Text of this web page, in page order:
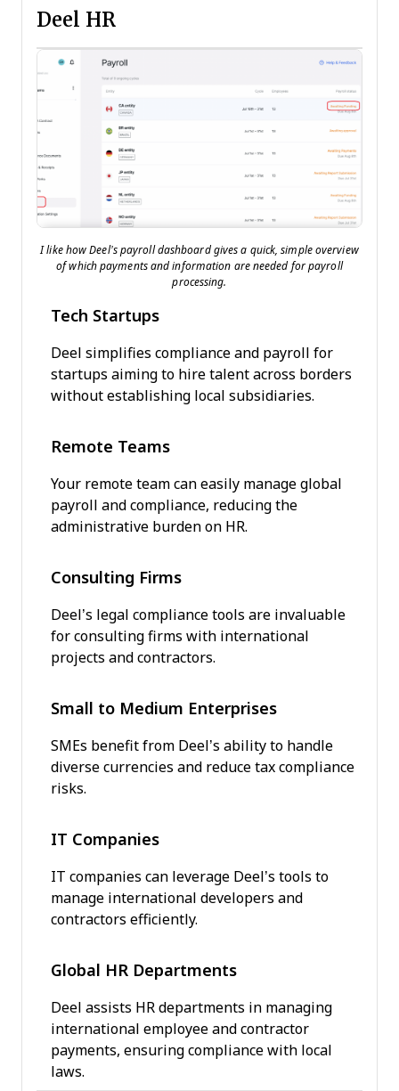
Deel HR
I like how Deel’s payroll dashboard gives a quick, simple overview
of which payments and information are needed for payroll
processing.
Tech Startups
Deel simplifies compliance and payroll for
startups aiming to hire talent across borders
without establishing local subsidiaries.
Remote Teams
Your remote team can easily manage global
payroll and compliance, reducing the
administrative burden on HR.
Consulting Firms
Deel’s legal compliance tools are invaluable
for consulting firms with international
projects and contractors.
Small to Medium Enterprises
SMEs benefit from Deel’s ability to handle
diverse currencies and reduce tax compliance
risks.
IT Companies
IT companies can leverage Deel’s tools to
manage international developers and
contractors efficiently.
Global HR Departments
Deel assists HR departments in managing
international employee and contractor
payments, ensuring compliance with local
laws.